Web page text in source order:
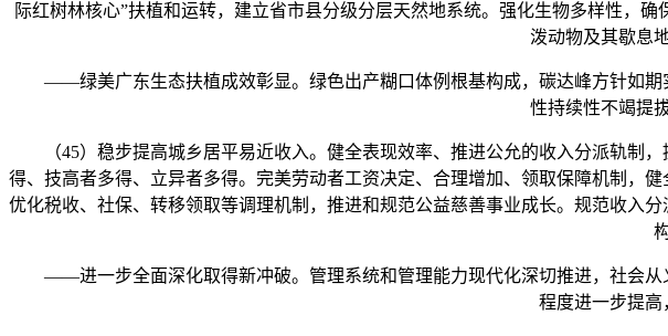
际红树林核心”扶植和运转，建立省市县分级分层天然地系统。强化生物多样性，
泼动物及其歇息
——绿美广东生态扶植成效彰显。绿色出产糊口体例根基构成，碳达峰方针如期
性持续性不竭提
（45）稳步提高城乡居平易近收入。健全表现效率、推进公允的收入分派轨制，
得、技高者多得、立异者多得。完美劳动者工资决定、合理增加、领取保障机制，
优化税收、社保、转移领取等调理机制，推进和规范公益慈善事业成长。规范收入
——进一步全面深化取得新冲破。管理系统和管理能力现代化深切推进，社会从
程度进一步提高